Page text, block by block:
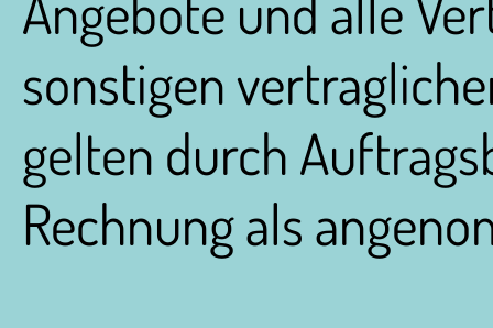
sonstigen
gelten durch
Rechnung als